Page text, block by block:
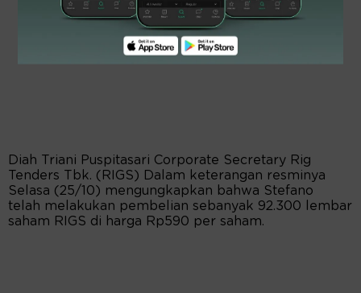
Diah Triani Puspitasari Corporate Secretary Rig
Tenders Tbk. (RIGS) Dalam keterangan resminya
Selasa (25/10) mengungkapkan bahwa Stefano
telah melakukan pembelian sebanyak 92.300 lembar
saham RIGS di harga Rp590 per saham.